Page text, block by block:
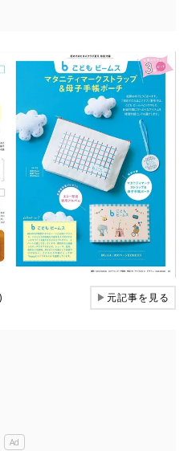
▶元記事を見る